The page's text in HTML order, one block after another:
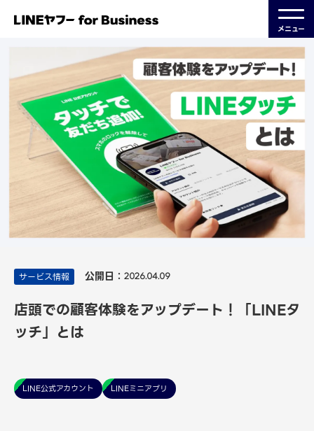
メニュー
サービス情報 公開日： 2026.04.09
店頭での顧客体験をアップデート！「LINEタ
ッチ」とは
LINE公式アカウント LINEミニアプリ